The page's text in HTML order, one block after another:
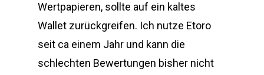
Wertpapieren, sollte auf ein kaltes
Wallet zurückgreifen. Ich nutze Etoro
seit ca einem Jahr und kann die
schlechten Bewertungen bisher nicht